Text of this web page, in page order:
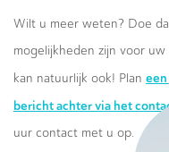
Wilt u meer weten? Doe
mogelijkheden zijn voor
kan natuurlijk ook! Plan
bericht achter via het
uur contact met u op.